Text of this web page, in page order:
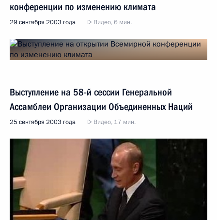
конференции по изменению климата
29 сентября 2003 года Видео, 6 мин.
Выступление на 58-й сессии Генеральной
Ассамблеи Организации Объединенных Наций
25 сентября 2003 года Видео, 17 мин.